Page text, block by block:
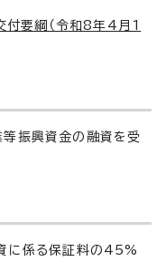
付要綱（令和8年4月1
等振興資金の融資を受
に係る保証料の45%